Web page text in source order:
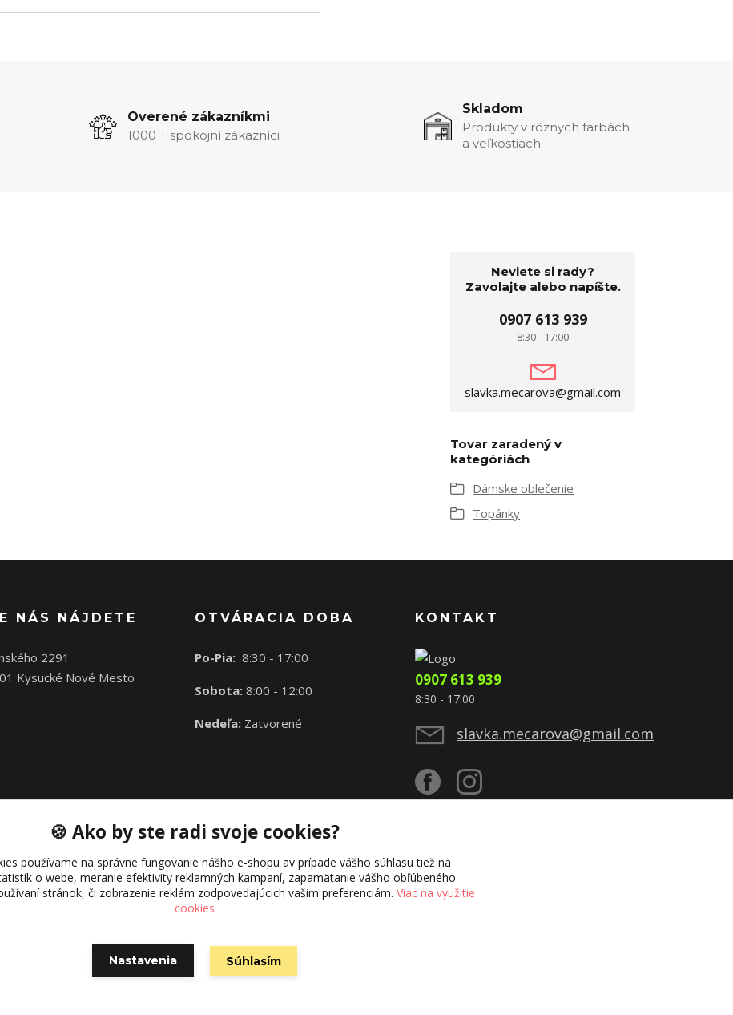
Overené zákazníkmi
1000 + spokojní zákazníci
Skladom
Produkty v rôznych farbách
a veľkostiach
Neviete si rady?
Zavolajte alebo napíšte.
0907 613 939
8:30 - 17:00
slavka.mecarova@gmail.com
Tovar zaradený v
kategóriách
Dámske oblečenie
Topánky
NÁS NÁJDETE
2291
Kysucké Nové Mesto
OTVÁRACIA DOBA
Po-Pia: 8:30 - 17:00
Sobota: 8:00 - 12:00
Nedeľa: Zatvorené
KONTAKT
0907 613 939
8:30 - 17:00
slavka.mecarova@gmail.com
Vytvorené na Eshop-rychlo.sk
🍪 Ako by ste radi svoje cookies?
používame na správne fungovanie nášho e-shopu av prípade vášho súhlasu tiež na
o webe, meranie efektivity reklamných kampaní, zapamätanie vášho obľúbeného
stránok, či zobrazenie reklám zodpovedajúcich vašim preferenciám. Viac na využitie
cookies
Nastavenia Súhlasím